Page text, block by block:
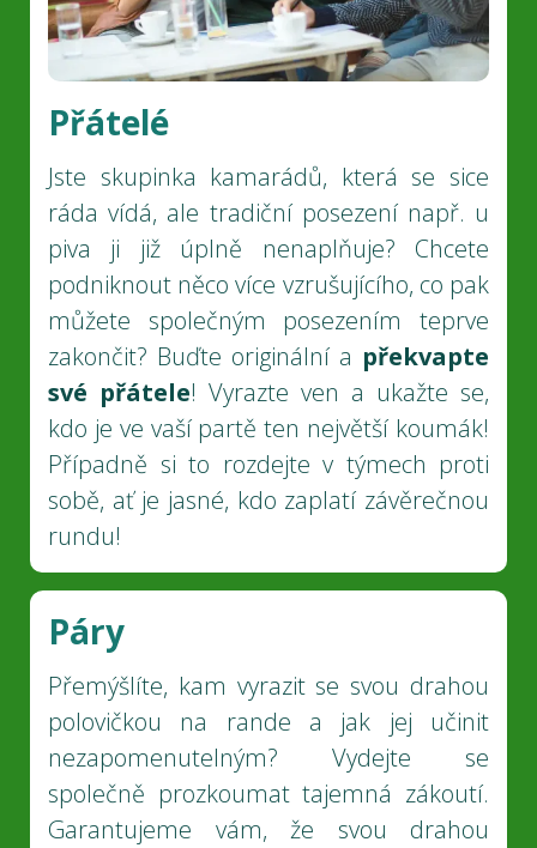
Přátelé
Jste skupinka kamarádů, která se sice
ráda vídá, ale tradiční posezení např. u
piva ji již úplně nenaplňuje? Chcete
podniknout něco více vzrušujícího, co pak
můžete společným posezením teprve
zakončit? Buďte originální a překvapte
své přátele! Vyrazte ven a ukažte se,
kdo je ve vaší partě ten největší koumák!
Případně si to rozdejte v týmech proti
sobě, ať je jasné, kdo zaplatí závěrečnou
rundu!
Páry
Přemýšlíte, kam vyrazit se svou drahou
polovičkou na rande a jak jej učinit
nezapomenutelným? Vydejte se
společně prozkoumat tajemná zákoutí.
Garantujeme vám, že svou drahou